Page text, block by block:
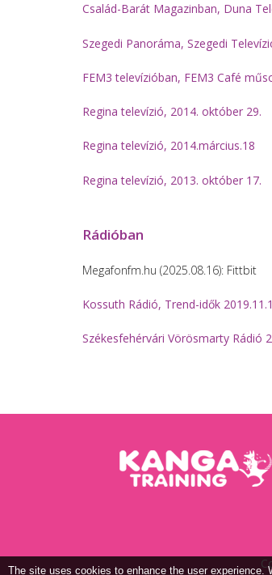
Család-Barát Magazinban, Duna
Szegedi Panoráma, Szegedi
​FEM3 televízióban, FEM3 Café
Regina televízió, 2014. október 29.
Regina televízió, 2014.március.18
Regina televízió, 2013. október 17.
Rádióban
Megafonfm.hu (2025.08.16): Fittbit
Kossuth Rádió, Trend-idők
Székesfehérvári Vörösmarty Rádió
The site uses cookies to enhance the user